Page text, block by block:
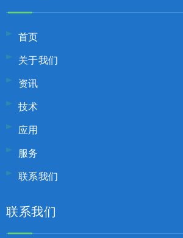
首页
关于我们
资讯
技术
应用
服务
联系我们
联系我们